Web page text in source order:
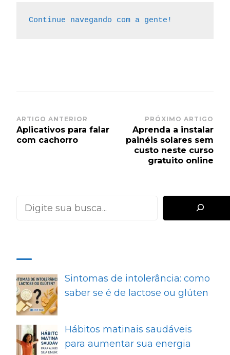
amizade e confiança.
Continue navegando com a gente!
Post
Navigation
ARTIGO ANTERIOR
Aplicativos para falar
com cachorro
PRÓXIMO ARTIGO
Aprenda a instalar
painéis solares sem
custo neste curso
gratuito online
Sintomas de intolerância: como
saber se é de lactose ou glúten
Hábitos matinais saudáveis
para aumentar sua energia